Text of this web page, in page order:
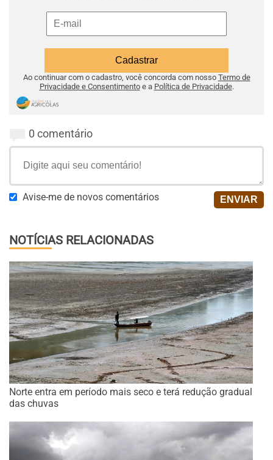
Ao continuar com o cadastro, você concorda com nosso Termo de
Privacidade e Consentimentoe a Política de Privacidade.
0 comentário
Avise-me de novos comentários
NOTÍCIAS RELACIONADAS
Norte entra em período mais seco e terá redução gradual
das chuvas